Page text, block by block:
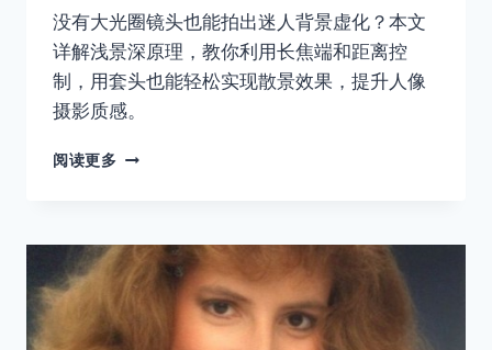
没有大光圈镜头也能拍出迷人背景虚化？本文
详解浅景深原理，教你利用长焦端和距离控
制，用套头也能轻松实现散景效果，提升人像
摄影质感。
阅读更多 没
圈
镜
头，
么